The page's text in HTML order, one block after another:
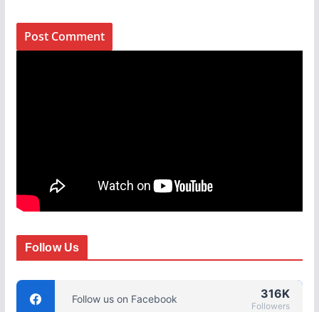
Follow Us
Follow us on Facebook 316K
Followers